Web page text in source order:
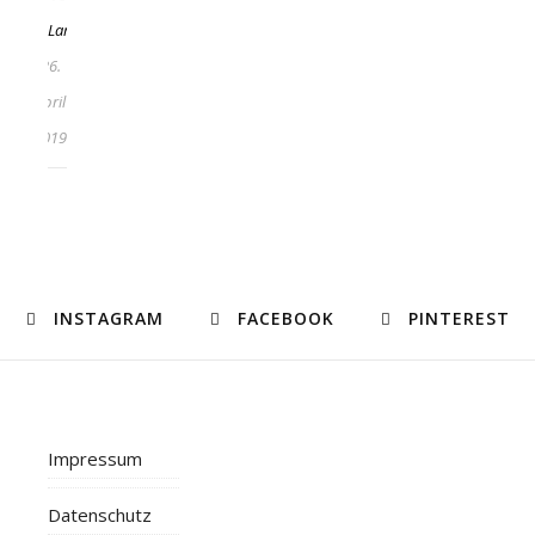
Lara
26.
April
2019
INSTAGRAM FACEBOOK PINTEREST
Impressum
Datenschutz